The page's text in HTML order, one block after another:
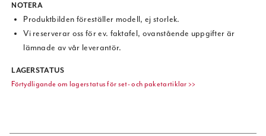
NOTERA
Produktbilden föreställer modell, ej storlek.
Vi reserverar oss för ev. faktafel, ovanstående uppgifter är
lämnade av vår leverantör.
LAGERSTATUS
Förtydligande om lagerstatus för set- och paketartiklar >>